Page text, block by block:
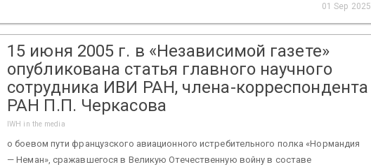
01 Sep 2025
15 июня 2005 г. в «Независимой газете»
опубликована статья главного научного
сотрудника ИВИ РАН, члена-корреспондента
РАН П.П. Черкасова
IWH in the media
о боевом пути французского авиационного истребительного полка «Нормандия
— Неман», сражавшегося в Великую Отечественную войну в составе